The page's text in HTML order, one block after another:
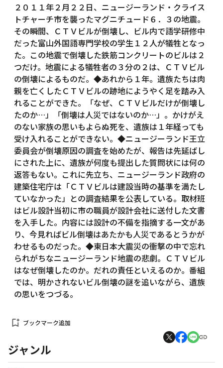
２０１１年２月２２日、ニュージーランド・クライス
トチャーチ市を襲ったマグニチュード６．３の地震。
その瞬間、ＣＴＶビルが倒壊し、ビル内で語学研修中
だった富山外国語専門学校の学生１２人が犠牲となっ
た。この地震で倒壊した鉄筋コンクリートのビルは２
つだけ。地震による犠牲者の３分の２は、ＣＴＶビル
の倒壊によるものだ。◆あれから１年。遺族たちは肉
親を亡くしたＣＴＶビルの跡地にようやく足を踏み入
れることができた。「なぜ、ＣＴＶビルだけが倒壊し
たのか…」「倒壊は人災ではないのか…」。かけがえ
のない家族の思いもよらぬ死を、遺族は１年経っても
受け入れることができない。◆ニュージーランド王立
委員会が倒壊原因の調査を始めたが、報告は先延ばし
にされた上に、遺族が何度も提出した質問状には何の
返答もない。これに先立ち、ニュージーランド政府の
建築住宅庁は「ＣＴＶビルは建設当時の基準を満たし
ていなかった」との調査結果を公表している。取材班
はビル設計当初に市の職員が設計会社に送付した文書
を入手した。内容には設計の不備を指摘する一文があ
り、今見ればビル倒壊はあたかも人災であるとうかが
わせるものだった。◆東日本大震災の衝撃の中で忘れ
られがちなニュージーランド地震の悲劇。ＣＴＶビル
はなぜ倒壊したのか。だれの責任といえるのか。番組
では、明かされないビル倒壊の謎を追いながら、遺族
の思いをつづる。
bookmark_add ブックマーク追加
ジャンル